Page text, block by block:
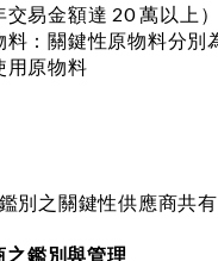
易金額達 20 萬以上）
料：關鍵性原物料分
用原物料
別之關鍵性供應商共
鑑別與管理